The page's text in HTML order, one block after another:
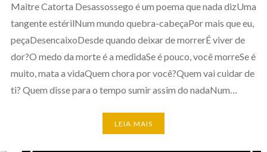
Maitre Catorta Desassossego é um poema que nada dizUma
tangente estérilNum mundo quebra-cabeçaPor mais que eu,
peçaDesencaixoDesde quando deixar de morrerÉ viver de
dor?O medo da morte é a medidaSe é pouco, você morreSe é
muito, mata a vidaQuem chora por você?Quem vai cuidar de
ti? Quem disse para o tempo sumir assim do nadaNum…
LEIA MAIS